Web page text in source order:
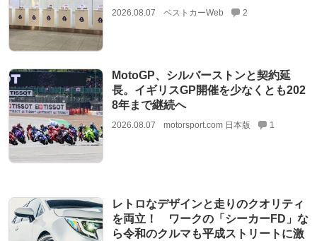
2026.08.07 ベストカーWeb 2
MotoGP、シルバーストンと契約延
長。イギリスGP開催を少なくとも202
8年まで継続へ
2026.08.07 motorsport.com 日本版 1
レトロなデザインと走りのクオリティ
を両立！ ワークの「シーカーFD」な
ら令和のクルマも平成ストリートに激